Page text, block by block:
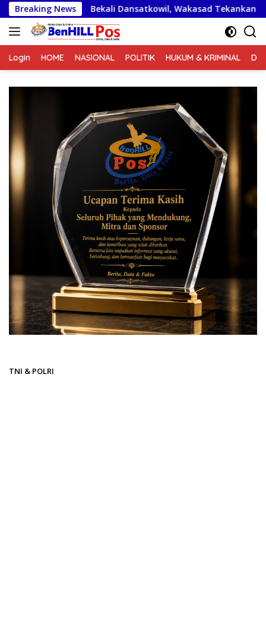
Langsung
ke
konten
Breaking News
Bekali Dansatkowil, Wakasad Tekankan Pentingnya
Login HOME NASIONAL POLITIK HUKUM & KRIMINAL
TNI & POLRI